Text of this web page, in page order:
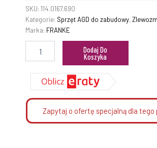
SKU: 114.0167.690
Kategorie: Sprzęt AGD do zabudowy,
Marka: FRANKE
Dodaj Do
Koszyka
Zapytaj o ofertę specjalną dla tego